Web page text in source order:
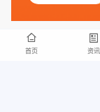
首页 资讯